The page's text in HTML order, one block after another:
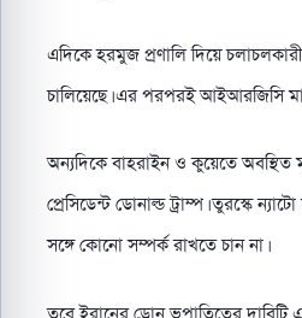
এদিকে হরমুজ প্রণালি দিয়ে
চালিয়েছে। এর পরপরই আইআরজিসি
অন্যদিকে বাহরাইন ও কুয়েতে অবস্থিত
প্রেসিডেন্ট ডোনাল্ড ট্রাম্প। তুরস্কে
সঙ্গে কোনো সম্পর্ক রাখতে চান না।